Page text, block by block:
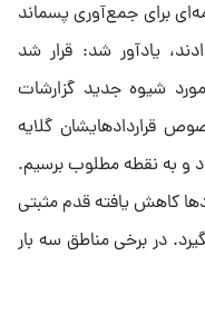
برای جمع‌آوری پسماند
یادآور شد: قرار شد
شیوه جدید گزارشات
قراردادهایشان گلایه
و به نقطه مطلوب برسیم.
کاهش یافته قدم مثبتی
در برخی مناطق سه بار